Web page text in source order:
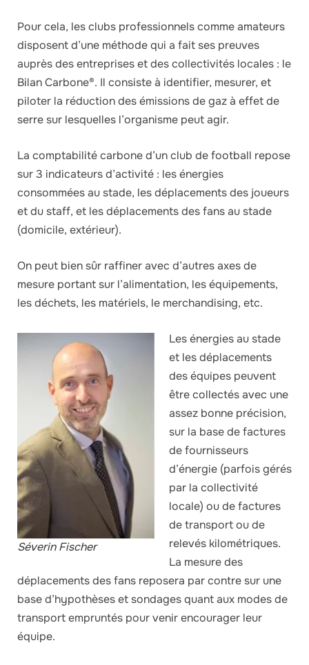
Pour cela, les clubs professionnels comme amateurs
disposent d’une méthode qui a fait ses preuves
auprès des entreprises et des collectivités locales : le
Bilan Carbone®. Il consiste à identifier, mesurer, et
piloter la réduction des émissions de gaz à effet de
serre sur lesquelles l’organisme peut agir.
La comptabilité carbone d’un club de football repose
sur 3 indicateurs d’activité : les énergies
consommées au stade, les déplacements des joueurs
et du staff, et les déplacements des fans au stade
(domicile, extérieur).
On peut bien sûr raffiner avec d’autres axes de
mesure portant sur l’alimentation, les équipements,
les déchets, les matériels, le merchandising, etc.
Séverin Fischer
Les énergies au stade
et les déplacements
des équipes peuvent
être collectés avec une
assez bonne précision,
sur la base de factures
de fournisseurs
d’énergie (parfois gérés
par la collectivité
locale) ou de factures
de transport ou de
relevés kilométriques.
La mesure des
déplacements des fans reposera par contre sur une
base d’hypothèses et sondages quant aux modes de
transport empruntés pour venir encourager leur
équipe.